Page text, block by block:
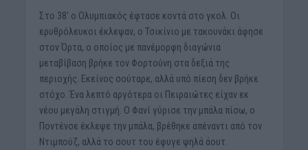
Στο 38′ ο Ολυμπιακός έφτασε κοντά στο γκολ. Οι
ερυθρόλευκοι έκλεψαν, ο Τσικίνιο με τακουνάκι άφησε
στον Όρτα, ο οποίος με πανέμορφη διαγώνια
μεταβίβαση βρήκε τον Φορτούνη στα δεξιά της
περιοχής. Εκείνος σούταρε, αλλά υπό πίεση δεν βρήκε
στόχο. Ένα λεπτό αργότερα οι Πειραιώτες είχαν εκ
νέου μεγάλη στιγμή. Ο Φανί γύρισε την μπάλα πίσω, ο
Ποντένσε έκλεψε την μπάλα, βρέθηκε απέναντι από τον
Ντιμπούζ, αλλά το σουτ του έφυγε ψηλά άουτ.